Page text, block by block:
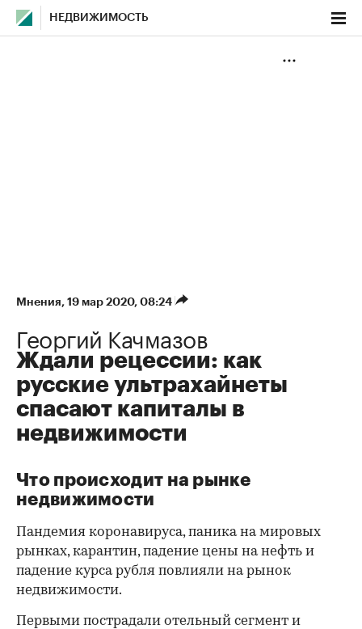
НЕДВИЖИМОСТЬ
Мнения⁠, 19 мар 2020, 08:24
Георгий Качмазов
Ждали рецессии: как
русские ультрахайнеты
спасают капиталы в
недвижимости
Что происходит на рынке
недвижимости
Пандемия коронавируса, паника на мировых
рынках, карантин, падение цены на нефть и
падение курса рубля повлияли на рынок
недвижимости.
Первыми пострадали отельный сегмент и